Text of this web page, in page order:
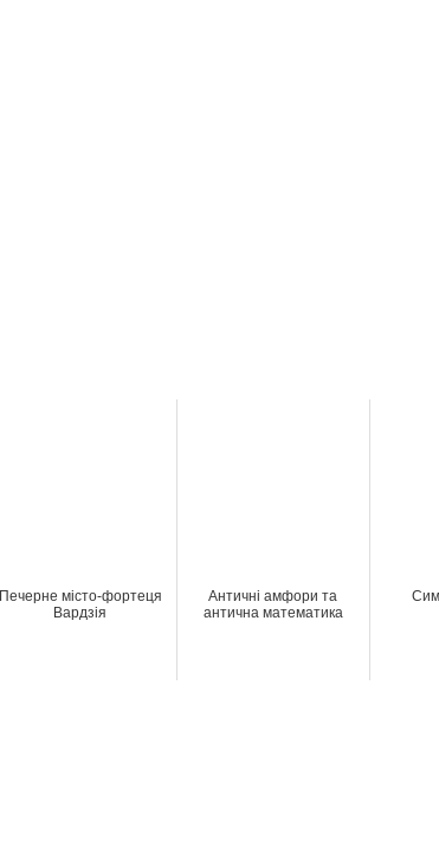
Печерне місто-фортеця
Вардзія
Античні амфори та
антична математика